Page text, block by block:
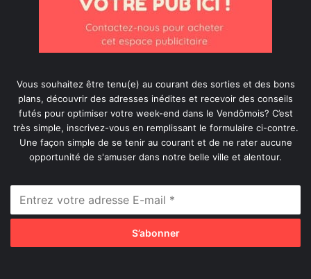
Vous souhaitez être tenu(e) au courant des sorties et des bons
plans, découvrir des adresses inédites et recevoir des conseils
futés pour optimiser votre week-end dans le Vendômois? C’est
très simple, inscrivez-vous en remplissant le formulaire ci-contre.
Une façon simple de se tenir au courant et de ne rater aucune
opportunité de s'amuser dans notre belle ville et alentour.